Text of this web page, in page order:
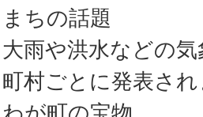
まちの話題
大雨や洪水などの
町村ごとに発表さ